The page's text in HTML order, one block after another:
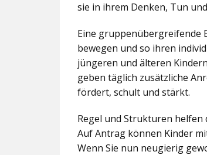
sie in ihrem Denken, Tun
Eine gruppenübergreifende
bewegen und so ihren
jüngeren und älteren
geben täglich zusätzliche
fördert, schult und stärkt.
Regel und Strukturen
Auf Antrag können Kinder
Wenn Sie nun neugierig